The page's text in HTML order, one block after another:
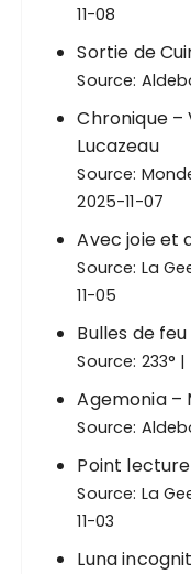
11-08
Sortie de
Source:
Chronique –
Lucazeau
Source:
2025-11-07
Avec joie et
Source: La
11-05
Bulles de
Source: 233°
Agemonia –
Source:
Point
Source: La
11-03
Luna